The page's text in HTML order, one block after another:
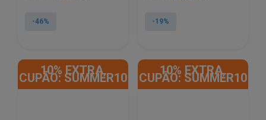
original
atual
-46%
original
atual
-19%
10% EXTRA,
CUPÃO: SUMMER10
10% EXTRA,
CUPÃO: SUMMER10